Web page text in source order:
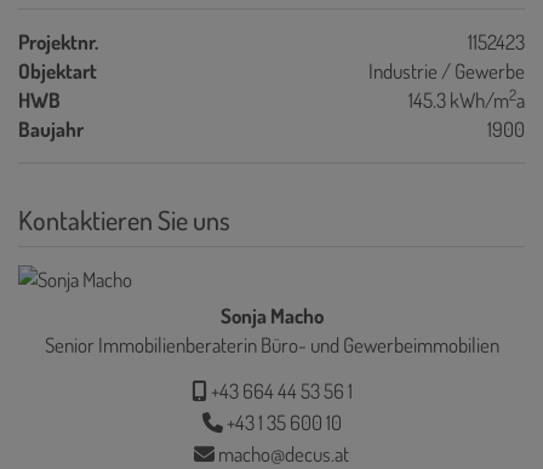
Projektnr.
1152423
Objektart
Industrie / Gewerbe
HWB
145.3 kWh/m2a
Baujahr
1900
Kontaktieren Sie uns
Sonja Macho
Senior Immobilienberaterin Büro- und Gewerbeimmobilien
+43 664 44 53 56 1
+43 1 35 600 10
macho@decus.at